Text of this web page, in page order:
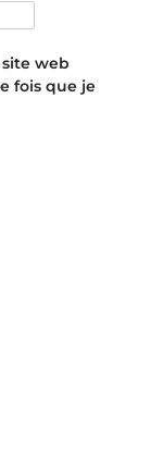
web
fois que je